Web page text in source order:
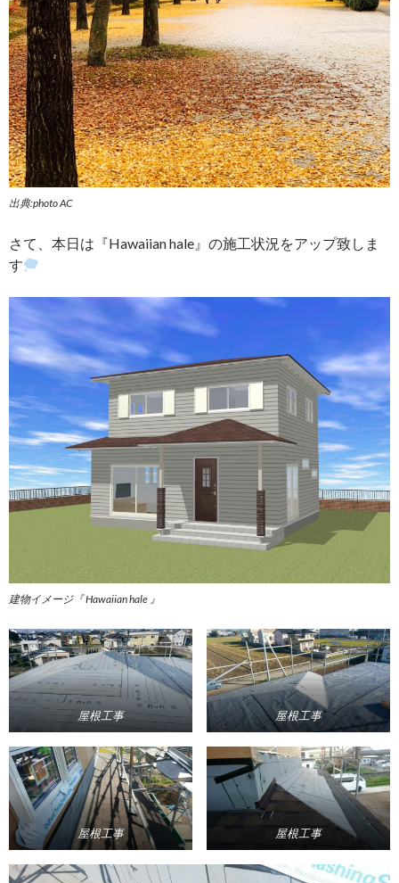
出典:photo AC
さて、本日は『Hawaiian hale』の施工状況をアップ致しま
す
建物イメージ『 Hawaiian hale 』
屋根工事 屋根工事
屋根工事 屋根工事